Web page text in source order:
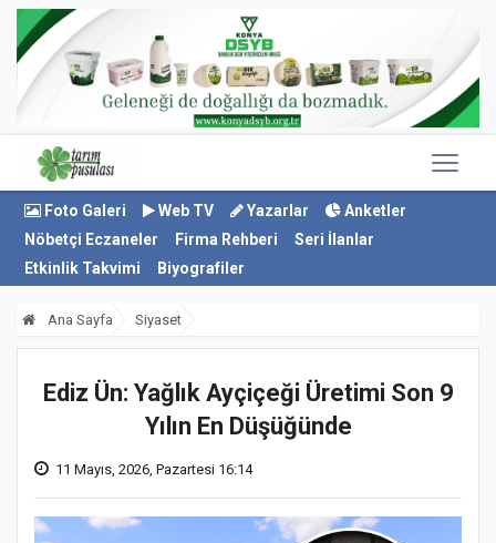
Foto Galeri Web TV Yazarlar
Anketler
Nöbetçi Eczaneler
Firma Rehberi
Seri İlanlar
Etkinlik Takvimi
Biyografiler
Ana Sayfa Siyaset
Ediz Ün: Yağlık Ayçiçeği Üretimi Son 9
Yılın En Düşüğünde
11 Mayıs, 2026, Pazartesi 16:14